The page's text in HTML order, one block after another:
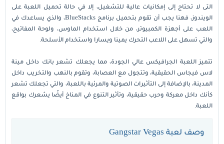
التى لا تحتاج إلى إمكانيات عالية للتشغيل، إلا في حالة تحميل اللعبة على
الويندوز، فهنا يجب أن تقوم بتحميل برنامج BlueStacks، والذي يساعدك في
اللعب على أجهزة الكمبيوتر، من خلال استخدام الماوس، ولوحة المفاتيح،
والتي تسهل على اللاعب التحرك يمينا ويسارا واستخدام الأسلحة.
تتميز اللعبة الجرافيكس عالي الجودة، مما يجعلك تشعر بانك داخل مينة
لاس فيجاس الحقيقية، وتتجول مع العصابة، وتقوم بالنهب والتخريب داخل
المدينة، بالإضافة إلى التأثيرات الصوتية والمرئية باللعبة، والتي تجعلك تشعر
كأنك داخل معركة وحرب حقيقية، وتأثير التنوع في المناخ أيضًا يشعرك بواقع
اللعبة.
وصف لعبة Gangstar Vegas